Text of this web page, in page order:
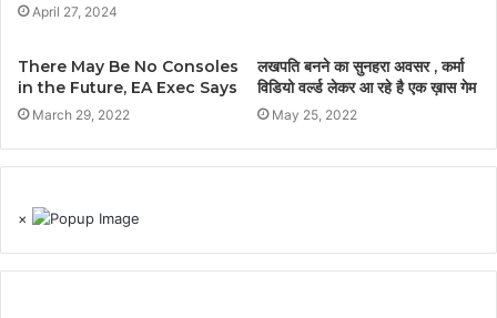
April 27, 2024
There May Be No Consoles
in the Future, EA Exec Says
March 29, 2022
लखपति बनने का सुनहरा अवसर , कर्मा
विडियो वर्ल्ड लेकर आ रहे है एक ख़ास गेम
May 25, 2022
×